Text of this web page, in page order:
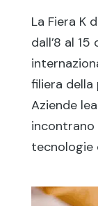
La Fiera K
dall’8 al
filiera della
Aziende
incontrano
tecnologie